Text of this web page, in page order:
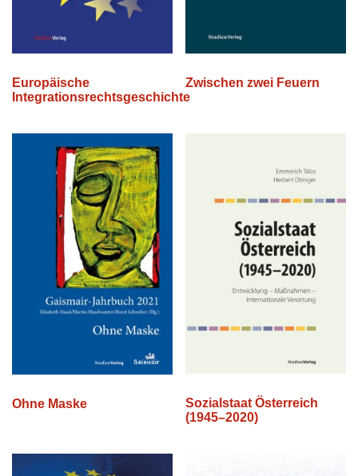
Europäische
Integrationsrechtsgeschichte
Zwischen zwei Feuern
Ohne Maske
Sozialstaat Österreich
(1945–2020)